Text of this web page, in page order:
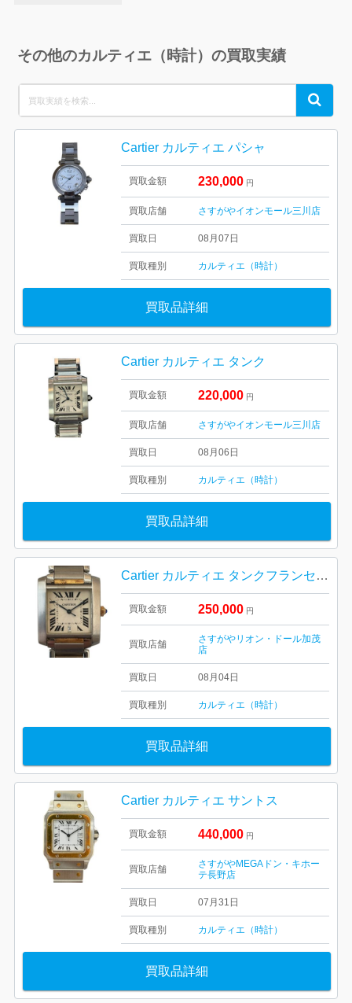
その他のカルティエ（時計）の買取実績
for:
Search
Cartier カルティエ パシャ
買取金額 230,000 円
買取店舗 さすがやイオンモール三川店
買取日 08月07日
買取種別 カルティエ（時計）
買取品詳細
Cartier カルティエ タンク
買取金額 220,000 円
買取店舗 さすがやイオンモール三川店
買取日 08月06日
買取種別 カルティエ（時計）
買取品詳細
Cartier カルティエ タンクフランセーズSM ブランド 腕時計
買取金額 250,000 円
買取店舗
さすがやリオン・ドール加茂
店
買取日 08月04日
買取種別 カルティエ（時計）
買取品詳細
Cartier カルティエ サントス
買取金額 440,000 円
買取店舗
さすがやMEGAドン・キホー
テ長野店
買取日 07月31日
買取種別 カルティエ（時計）
買取品詳細